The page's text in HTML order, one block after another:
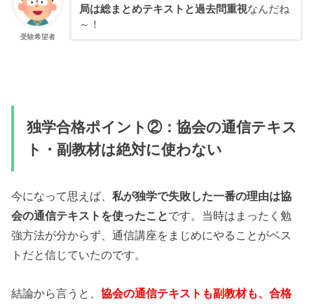
受験希望者
局は総まとめテキストと過去問重視なんだね
～！
独学合格ポイント②：協会の通信テキス
ト・副教材は絶対に使わない
今になって思えば、私が独学で失敗した一番の理由は協
会の通信テキストを使ったことです。当時はまったく勉
強方法が分からず、通信講座をまじめにやることがベス
トだと信じていたのです。
結論から言うと、協会の通信テキストも副教材も、合格